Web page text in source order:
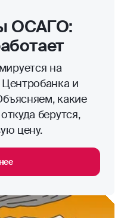
ОСАГО:
на
и
какие
берутся,
цену.